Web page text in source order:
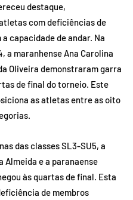
destaque,
com deficiências de
capacidade de andar. Na
a maranhense Ana Carolina
Oliveira demonstraram garra
de final do torneio. Este
as atletas entre as oito
das classes SL3-SU5, a
e a paranaense
às quartas de final. Esta
de membros